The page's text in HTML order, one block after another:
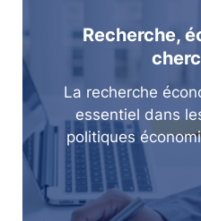
Recherche,
La recherche
essentiel dans
politiques